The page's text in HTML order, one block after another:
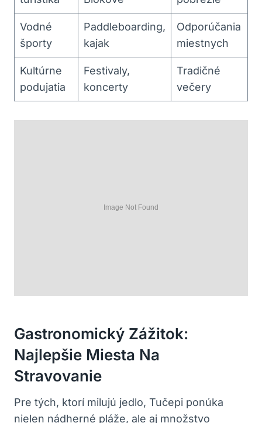
Vodné
športy
Paddleboarding,
kajak
Odporúčania
miestnych
Kultúrne
podujatia
Festivaly,
koncerty
Tradičné
večery
Gastronomický Zážitok:
Najlepšie Miesta Na
Stravovanie
Pre tých, ktorí milujú jedlo, Tučepi ponúka
nielen nádherné pláže, ale aj množstvo